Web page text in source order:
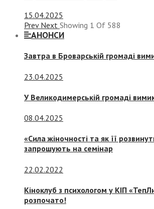
15.04.2025
Prev Next Showing 1 Of 588
АНОНСИ
Завтра в Броварській громаді
23.04.2025
У Великодимерській громаді
08.04.2025
«Сила жіночності та як її
запрошують на семінар
22.02.2022
Кіноклуб з психологом у КІП
розпочато!